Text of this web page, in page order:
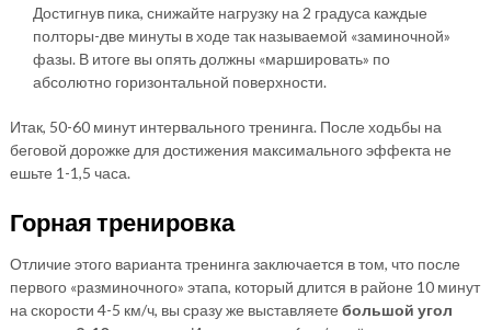
Достигнув пика, снижайте нагрузку на 2 градуса каждые
полторы-две минуты в ходе так называемой «заминочной»
фазы. В итоге вы опять должны «маршировать» по
абсолютно горизонтальной поверхности.
Итак, 50-60 минут интервального тренинга. После ходьбы на
беговой дорожке для достижения максимального эффекта не
ешьте 1-1,5 часа.
Горная тренировка
Отличие этого варианта тренинга заключается в том, что после
первого «разминочного» этапа, который длится в районе 10 минут
на скорости 4-5 км/ч, вы сразу же выставляете большой угол